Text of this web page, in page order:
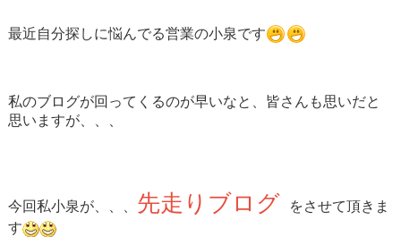
最近自分探しに悩んでる営業の小泉です
私のブログが回ってくるのが早いなと、皆さんも思いだと
思いますが、、、
今回私小泉が、、、 先走りブログ
をさせて頂きま
す